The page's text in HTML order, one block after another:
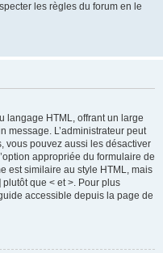
les règles du forum en le
langage HTML, offrant un large
message. L’administrateur peut
vous pouvez aussi les désactiver
appropriée du formulaire de
est similaire au style HTML, mais
que < et >. Pour plus
accessible depuis la page de